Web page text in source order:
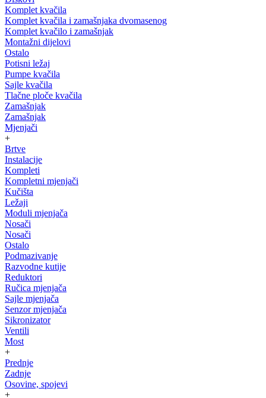
Komplet kvačila
Komplet kvačila i zamašnjaka dvomasenog
Komplet kvačilo i zamašnjak
Montažni dijelovi
Ostalo
Potisni ležaj
Pumpe kvačila
Sajle kvačila
Tlačne ploče kvačila
Zamašnjak
Zamašnjak
Mjenjači
+
Brtve
Instalacije
Kompleti
Kompletni mjenjači
Kučišta
Ležaji
Moduli mjenjača
Nosači
Nosači
Ostalo
Podmazivanje
Razvodne kutije
Reduktori
Ručica mjenjača
Sajle mjenjača
Senzor mjenjača
Sikronizator
Ventili
Most
+
Prednje
Zadnje
Osovine, spojevi
+